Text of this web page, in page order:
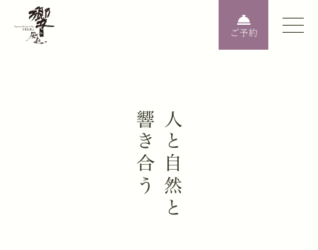
ご予約
人と自然と
響き合う